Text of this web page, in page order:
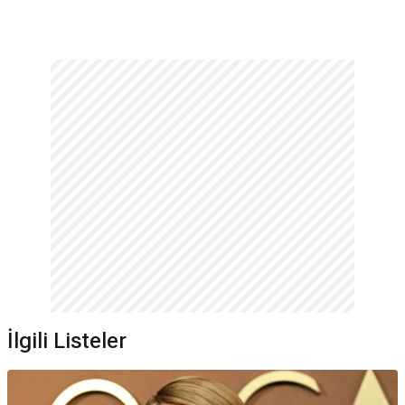
veya Komedi; 74. Altın Küre Ödülleri (2017) Sinema Filminde
En İyi Kadın Oyuncu Performansı – Müzikal veya Komedi; 77.
BAFTA Film Ödülleri (2024) En İyi Kadın Oyuncu (Başrol); 70.
BAFTA Film Ödülleri (2017) En İyi Kadın Oyuncu (Başrol); 29.
İlgili Listeler